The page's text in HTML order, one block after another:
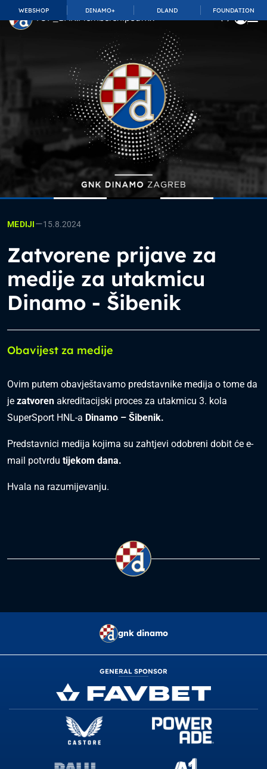
WEBSHOP DINAMO+ DLAND FOUNDATION
TOP_BAR.MembershipSuffix
MEDIJI—15.8.2024
Zatvorene prijave za
medije za utakmicu
Dinamo - Šibenik
Obavijest za medije
Ovim putem obavještavamo predstavnike medija o tome da
je zatvoren akreditacijski proces za utakmicu 3. kola
SuperSport HNL-a Dinamo – Šibenik.
Predstavnici medija kojima su zahtjevi odobreni dobit će e-
mail potvrdu tijekom dana.
Hvala na razumijevanju.
gnk dinamo
GENERAL SPONSOR